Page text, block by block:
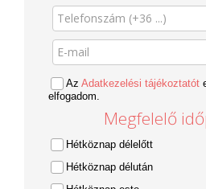
Az Adatkezelési tájékoztatót
elfogadom.
Megfelelő
Hétköznap délelőtt
Hétköznap délután